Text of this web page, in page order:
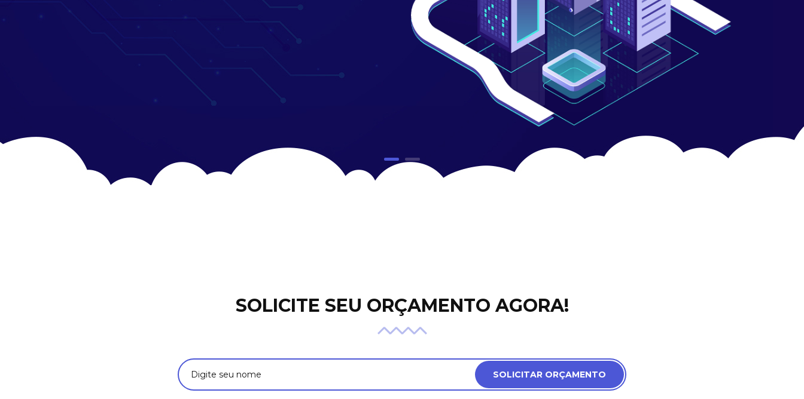
SOLICITE SEU ORÇAMENTO AGORA!
SOLICITAR ORÇAMENTO